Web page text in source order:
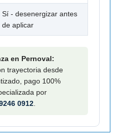
Sí - desenergizar antes
de aplicar
en Pernoval:
trayectoria desde
pago 100%
por
0912